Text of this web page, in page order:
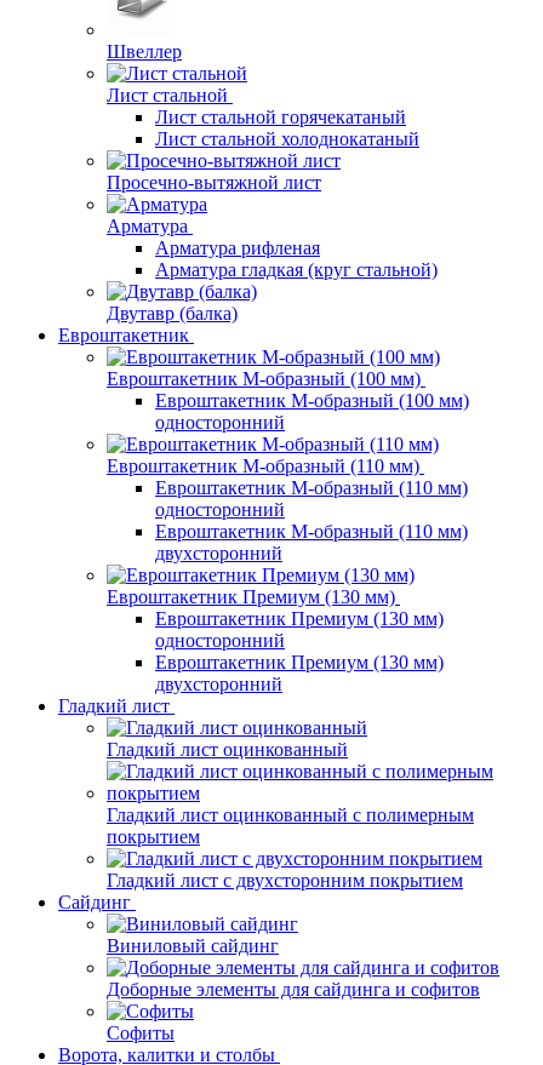
Швеллер
Лист стальной
Лист стальной горячекатаный
Лист стальной холоднокатаный
Просечно-вытяжной лист
Арматура
Арматура рифленая
Арматура гладкая (круг стальной)
Двутавр (балка)
Евроштакетник
Евроштакетник М-образный (100 мм)
Евроштакетник М-образный (100 мм)
односторонний
Евроштакетник М-образный (110 мм)
Евроштакетник М-образный (110 мм)
односторонний
Евроштакетник М-образный (110 мм)
двухсторонний
Евроштакетник Премиум (130 мм)
Евроштакетник Премиум (130 мм)
односторонний
Евроштакетник Премиум (130 мм)
двухсторонний
Гладкий лист
Гладкий лист оцинкованный
Гладкий лист оцинкованный с полимерным
покрытием
Гладкий лист с двухсторонним покрытием
Сайдинг
Виниловый сайдинг
Доборные элементы для сайдинга и софитов
Софиты
Ворота, калитки и столбы